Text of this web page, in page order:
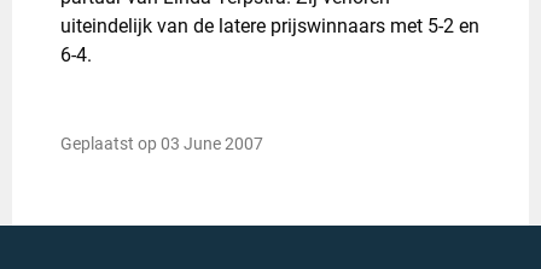
uiteindelijk van de latere prijswinnaars met 5-2 en
6-4.
Geplaatst op 03 June 2007